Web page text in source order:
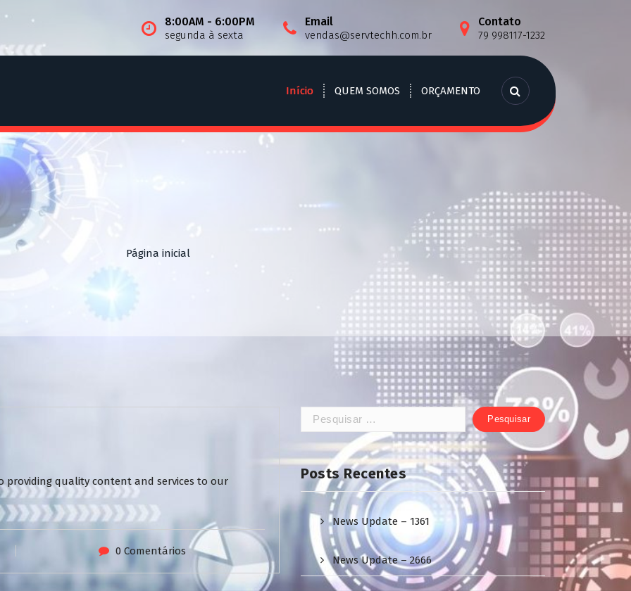
8:00AM - 6:00PM
segunda à sexta
Email
vendas@servtechh.com.br
Contato
79 998117-1232
Início QUEM SOMOS ORÇAMENTO
Página inicial
providing quality content and services to our
0 Comentários
Pesquisar
por:
Posts Recentes
News Update – 1361
News Update – 2666